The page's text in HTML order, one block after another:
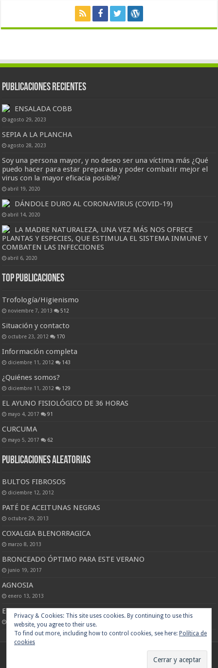
Publicaciones Recientes
ENSALADA COBB
agosto 29, 2023
SEPIA A LA PLANCHA
agosto 28, 2023
Soy una persona mayor, y no deseo ser una víctima más ¿Qué
puedo hacer para estar preparada y poder combatir mejor el
virus con la mayor eficacia posible?
abril 19, 2020
DÁNDOLE DURO AL CORONAVIRUS (COVID-19)
abril 14, 2020
LA MADRE NATURALEZA, UNA VEZ MÁS NOS OFRECE
PLANTAS Y ESPECIES, QUE ESTIMULA EL SISTEMA INMUNE Y
COMBATEN LAS INFECCIONES
abril 6, 2020
Top Publicaciones
Trofología/Higienismo
noviembre 7, 2013 512
Situación y contacto
octubre 23, 2012 170
Información completa
diciembre 11, 2012 143
¿Quiénes somos?
diciembre 11, 2012 129
EL AYUNO FISIOLÓGICO DE 36 HORAS
mayo 4, 2017 91
CURCUMA
mayo 5, 2017 62
Publicaciones Aleatorias
BULTOS FIBROSOS
diciembre 12, 2012
PATÉ DE ACEITUNAS NEGRAS
octubre 29, 2013
COXALGIA BLENORRAGICA
marzo 8, 2013
BRONCEADO ÓPTIMO PARA ESTE VERANO
junio 19, 2017
AGNOSIA
enero 13, 2013
ENSALADA DE POLLO AL CURRY
marzo 18, 2013
Privacy & Cookies: This site uses cookies. By continuing to use this
website, you agree to their use.
To find out more, including how to control cookies, see here: Política de
cookies